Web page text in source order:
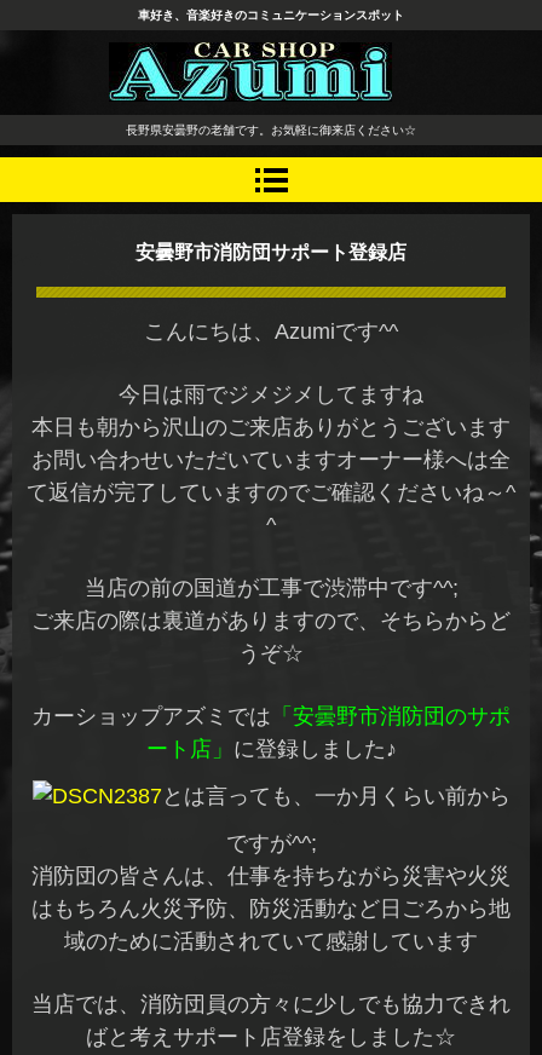
長野県 安曇野市 タイヤ ホ
イール デッドニング カーオ
ーディオ レカロシート
車好き、音楽好きのコミュニケーションスポット
長野県安曇野の老舗です。お気軽に御来店ください☆
安曇野市消防団サポート登録店
こんにちは、Azumiです^^
今日は雨でジメジメしてますね
本日も朝から沢山のご来店ありがとうございます
お問い合わせいただいていますオーナー様へは全
て返信が完了していますのでご確認くださいね～^
^
当店の前の国道が工事で渋滞中です^^;
ご来店の際は裏道がありますので、そちらからど
うぞ☆
カーショップアズミでは 「安曇野市消防団のサポ
ート店」 に登録しました♪
とは言っても、一か月くらい前から
ですが^^;
消防団の皆さんは、仕事を持ちながら災害や火災
はもちろん火災予防、防災活動など日ごろから地
域のために活動されていて感謝しています
当店では、消防団員の方々に少しでも協力できれ
ばと考えサポート店登録をしました☆